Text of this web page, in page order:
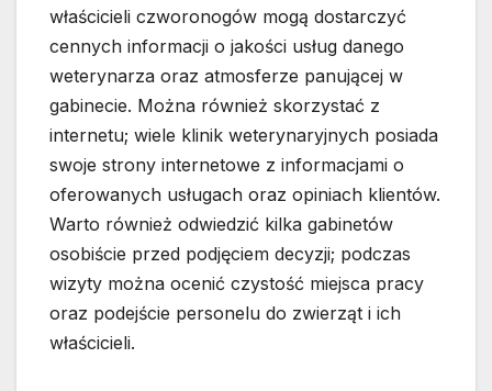
właścicieli czworonogów mogą dostarczyć
cennych informacji o jakości usług danego
weterynarza oraz atmosferze panującej w
gabinecie. Można również skorzystać z
internetu; wiele klinik weterynaryjnych posiada
swoje strony internetowe z informacjami o
oferowanych usługach oraz opiniach klientów.
Warto również odwiedzić kilka gabinetów
osobiście przed podjęciem decyzji; podczas
wizyty można ocenić czystość miejsca pracy
oraz podejście personelu do zwierząt i ich
właścicieli.